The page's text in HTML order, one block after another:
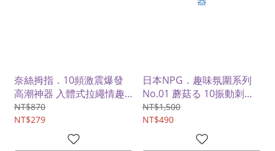
奈絲拇指．10頻激震爆發
高潮神器 入體式拉繩情趣
跳蛋【紅色】
NT$870
NT$279
日本NPG．趣味氛圍系列
No.01 蘑菇る 10振動刺激
がいっ蘑菇る極小型按摩器
NT$1,500
NT$490